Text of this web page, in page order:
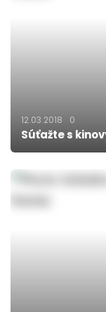
12.03.2018 0
Súťažte s